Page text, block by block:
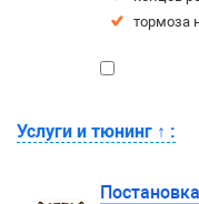
тормоза
Услуги и тюнинг ↑ :